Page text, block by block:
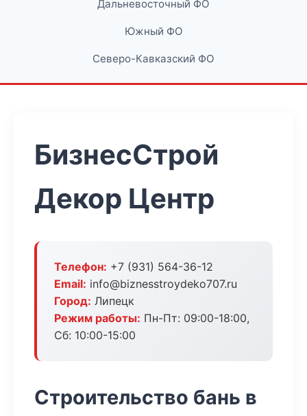
Дальневосточный ФО
Южный ФО
Северо-Кавказский ФО
БизнесСтрой
Декор Центр
Телефон: +7 (931) 564-36-12
Email: info@biznesstroydeko707.ru
Город: Липецк
Режим работы: Пн-Пт: 09:00-18:00,
Сб: 10:00-15:00
Строительство бань в